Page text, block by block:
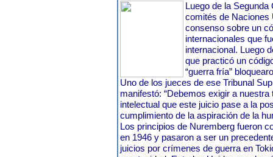
Luego de la
comités de Naciones
consenso sobre un
internacionales que
internacional. Luego
que practicó un
“guerra fría”
Uno de los jueces de ese Tribunal
manifestó: “Debemos exigir a
intelectual que este juicio pase a la
cumplimiento de la aspiración de la
Los principios de Nuremberg fueron
en 1946 y pasaron a ser un
juicios por crímenes de guerra en